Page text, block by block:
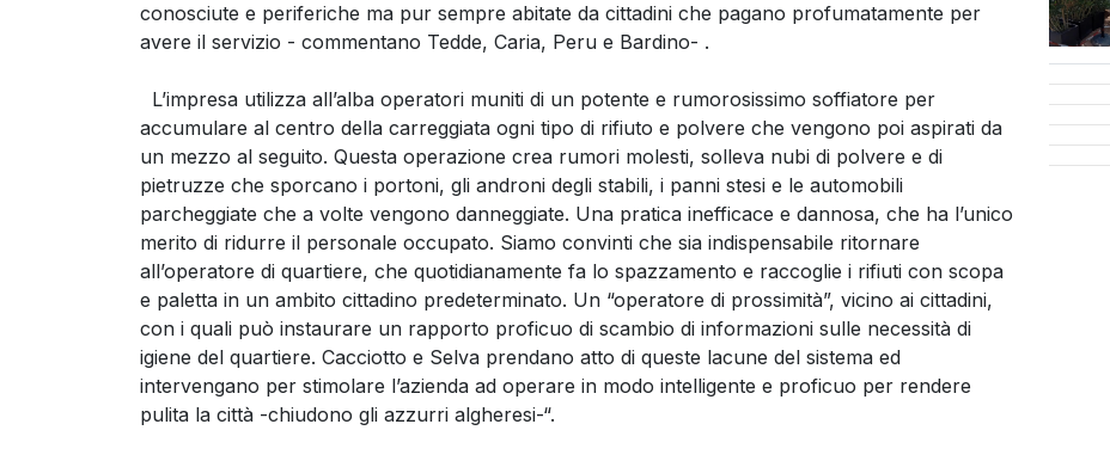
conosciute e periferiche ma pur sempre abitate da cittadini che pagano profumatamente per
avere il servizio - commentano Tedde, Caria, Peru e Bardino- .
L’impresa utilizza all’alba operatori muniti di un potente e rumorosissimo soffiatore per
accumulare al centro della carreggiata ogni tipo di rifiuto e polvere che vengono poi aspirati da
un mezzo al seguito. Questa operazione crea rumori molesti, solleva nubi di polvere e di
pietruzze che sporcano i portoni, gli androni degli stabili, i panni stesi e le automobili
parcheggiate che a volte vengono danneggiate. Una pratica inefficace e dannosa, che ha l’unico
merito di ridurre il personale occupato. Siamo convinti che sia indispensabile ritornare
all’operatore di quartiere, che quotidianamente fa lo spazzamento e raccoglie i rifiuti con scopa
e paletta in un ambito cittadino predeterminato. Un “operatore di prossimità”, vicino ai cittadini,
con i quali può instaurare un rapporto proficuo di scambio di informazioni sulle necessità di
igiene del quartiere. Cacciotto e Selva prendano atto di queste lacune del sistema ed
intervengano per stimolare l’azienda ad operare in modo intelligente e proficuo per rendere
pulita la città -chiudono gli azzurri algheresi-“.